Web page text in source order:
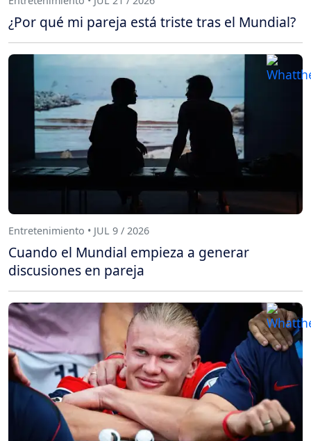
¿Por qué mi pareja está triste tras el Mundial?
Entretenimiento • JUL 9 / 2026
Cuando el Mundial empieza a generar
discusiones en pareja